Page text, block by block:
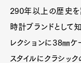
290年以上の歴史を
時計ブランドとして
レクションに38㎜
スタイルにクラシッ